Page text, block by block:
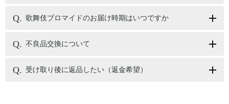
歌舞伎ブロマイドのお届け時期はいつですか
不良品交換について
受け取り後に返品したい（返金希望）